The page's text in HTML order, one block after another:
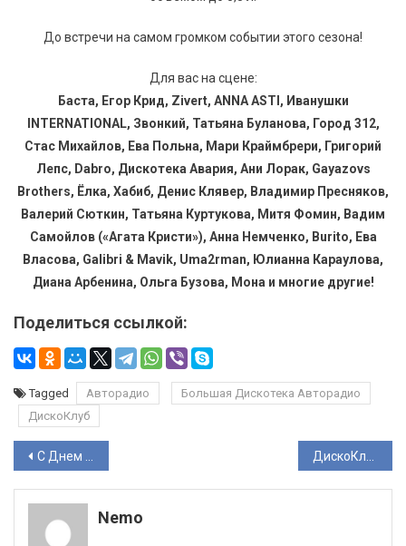
До встречи на самом громком событии этого сезона!
Для вас на сцене:
Баста, Егор Крид, Zivert, ANNA ASTI, Иванушки
INTERNATIONAL, Звонкий, Татьяна Буланова, Город 312,
Стас Михайлов, Ева Польна, Мари Краймбрери, Григорий
Лепс, Dabro, Дискотека Авария, Ани Лорак, Gayazovs
Brothers, Ёлка, Хабиб, Денис Клявер, Владимир Пресняков,
Валерий Сюткин, Татьяна Куртукова, Митя Фомин, Вадим
Самойлов («Агата Кристи»), Анна Немченко, Burito, Ева
Власова, Galibri & Mavik, Uma2rman, Юлианна Караулова,
Диана Арбенина, Ольга Бузова, Мона и многие другие!
Поделиться ссылкой:
Tagged Авторадио
Большая Дискотека Авторадио
ДискоКлуб
Навигация
по
записям
С Днем Рождения, Авторадио! 33 года на радиоволне! ДискоКлуб — 21 год в Сети!
Nemo